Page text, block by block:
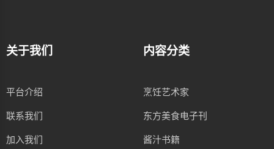
关于我们
平台介绍
联系我们
加入我们
内容分类
烹饪艺术家
东方美食电子刊
酱汁书籍